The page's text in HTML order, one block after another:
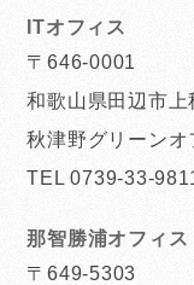
ITオフィス
〒646-0001
和歌山県田辺市
秋津野グリーンオ
TEL 0739-33-
那智勝浦オフィス
〒649-5303